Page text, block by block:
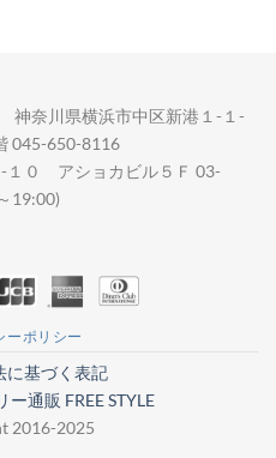
神奈川県横浜市中区新港１-１-
045-650-8116
１０ アショカビル５Ｆ 03-
19:00)
ーポリシー
に基づく表記
通販 FREE STYLE
2016-2025